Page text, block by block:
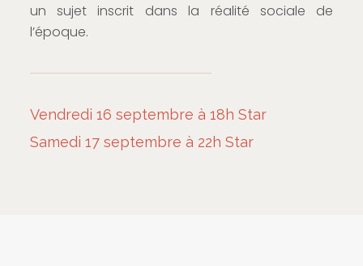
un sujet inscrit dans la réalité sociale de
l’époque.
Vendredi 16 septembre à 18h Star
Samedi 17 septembre à 22h Star